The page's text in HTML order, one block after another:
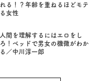
れる！？年齢を重ねるほどモテ
る女性
人間を理解するにはエロをし
ろ！ベッドで男女の機微がわか
る／中川淳一郎